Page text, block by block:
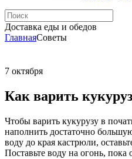
Доставка еды и обедов
ГлавнаяСоветы
7 октября
Как варить
Чтобы варить кукурузу в
наполнить достаточно
воду до края кастрюли,
Поставьте воду на огонь, пока